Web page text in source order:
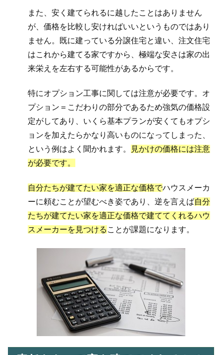
また、安く建てられるに越したことはありません
が、価格を比較し安ければいいというものではあり
ません。既に建っている分譲住宅と違い、注文住宅
はこれから建てる家ですから、極端な安さは家の出
来栄えを左右する可能性があるからです。
特にオプション工事に関しては注意が必要です。オ
プション＝こだわりの部分であるため強気の価格設
定がしてあり、いくら基本プランが安くてもオプシ
ョンを加えたらかなり高いものになってしまった、
という例はよく聞かれます。
見かけの価格には注意
が必要です。
自分たちが建てたい家を適正な価格でハウスメーカ
ーに頼むことが望むべき姿であり、逆を言えば自分
たちが建てたい家を適正な価格で建ててくれるハウ
スメーカーを見つける ことが課題になります。